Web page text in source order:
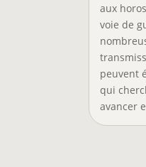
aux
voie de
peuvent
qui
avancer